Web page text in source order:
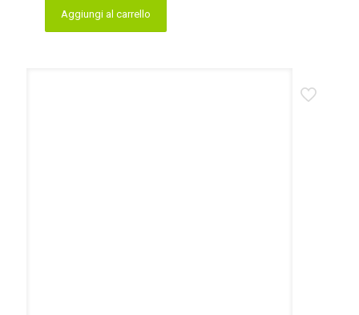
Aggiungi al carrello